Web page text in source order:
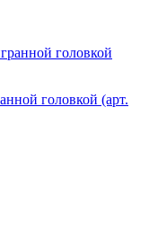
головкой (арт.